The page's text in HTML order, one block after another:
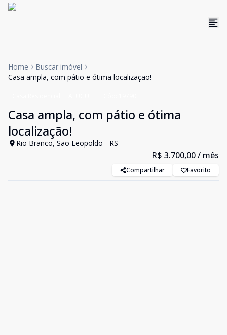
Home
Buscar imóvel
Casa ampla, com pátio e ótima localização!
Casa ampla, com pátio e ótima
localização!
Rio Branco, São Leopoldo - RS
R$ 3.700,00/ mês
Compartilhar Favorito